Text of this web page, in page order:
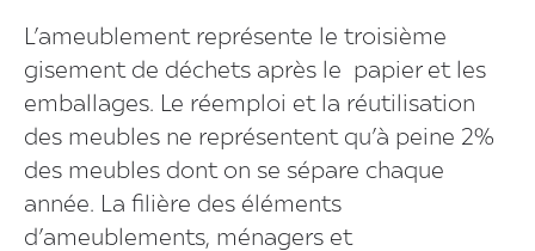
L’ameublement représente le troisième
gisement de déchets après le papier et les
emballages. Le réemploi et la réutilisation
des meubles ne représentent qu’à peine 2%
des meubles dont on se sépare chaque
année. La filière des éléments
d’ameublements, ménagers et